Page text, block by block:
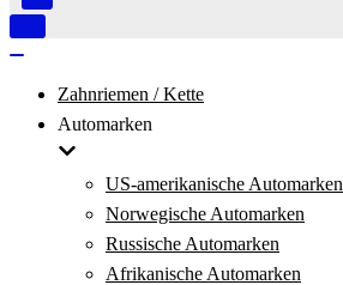
Navigation
Zahnriemen / Kette
Automarken
US-amerikanische Automarken
Norwegische Automarken
Russische Automarken
Afrikanische Automarken